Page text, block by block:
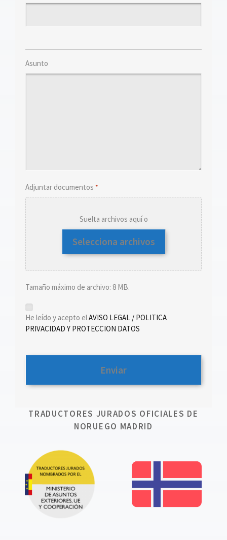
Asunto
Adjuntar documentos *
Suelta archivos aquí o
Selecciona archivos
Tamaño máximo de archivo: 8 MB.
*
He leído y acepto elAVISO LEGAL / POLITICA
PRIVACIDAD Y PROTECCION DATOS
TRADUCTORES JURADOS OFICIALES DE
NORUEGO MADRID